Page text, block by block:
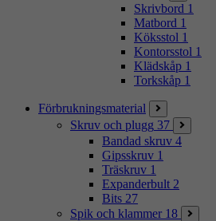
Skrivbord 1
Matbord 1
Köksstol 1
Kontorsstol 1
Klädskåp 1
Torkskåp 1
Förbrukningsmaterial
Skruv och plugg 37
Bandad skruv 4
Gipsskruv 1
Träskruv 1
Expanderbult 2
Bits 27
Spik och klammer 18